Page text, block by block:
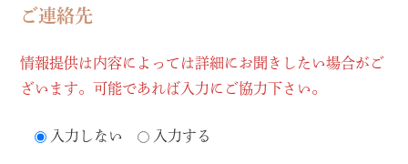
ご連絡先
情報提供は内容によっては詳細にお聞きしたい場合がご
ざいます。可能であれば入力にご協力下さい。
入力しない 入力する